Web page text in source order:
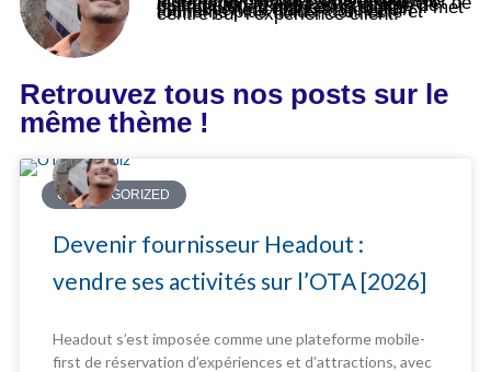
Eric Renaud est Chief Marketing Officer de Come to Paris, e-commerce spécialisé dans la billetterie et les expériences à Paris, et de Tourbiz, logiciel SaaS dédié aux professionnels du tourisme. Depuis près de dix ans, il accompagne acteurs et marques du secteur sur leurs problématiques de visibilité et de distribution. Expert en stratégie de contenu et en marketing digital, il met son expérience au service d’un tourisme plus fluide, connecté et centré sur l’expérience client.
Retrouvez tous nos posts sur le
même thème !
UNCATEGORIZED
Devenir fournisseur Headout :
vendre ses activités sur l’OTA [2026]
Headout s’est imposée comme une plateforme mobile-
first de réservation d’expériences et d’attractions, avec